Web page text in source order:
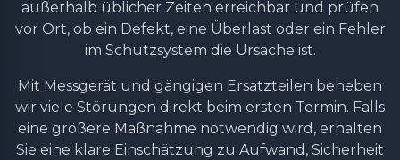
außerhalb üblicher Zeiten erreichbar und prüfen
vor Ort, ob ein Defekt, eine Überlast oder ein Fehler
im Schutzsystem die Ursache ist.
Mit Messgerät und gängigen Ersatzteilen beheben
wir viele Störungen direkt beim ersten Termin. Falls
eine größere Maßnahme notwendig wird, erhalten
Sie eine klare Einschätzung zu Aufwand, Sicherheit